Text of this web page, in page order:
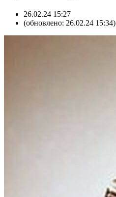
26.02.24 15:27
(обновлено: 26.02.24 15:34)